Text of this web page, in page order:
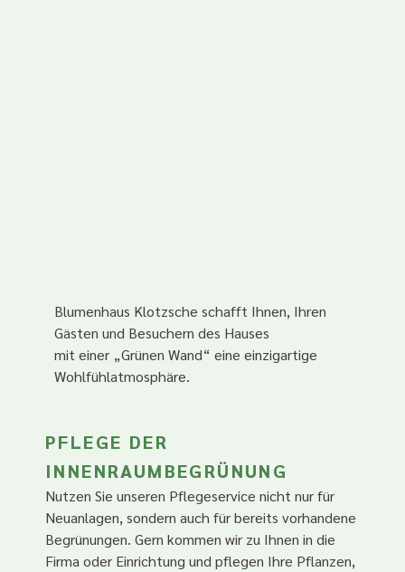
Blumenhaus Klotzsche schafft Ihnen, Ihren
Gästen und Besuchern des Hauses
mit einer „Grünen Wand“ eine einzigartige
Wohlfühlatmosphäre.
PFLEGE DER
INNENRAUMBEGRÜNUNG
Nutzen Sie unseren Pflegeservice nicht nur für
Neuanlagen, sondern auch für bereits vorhandene
Begrünungen. Gern kommen wir zu Ihnen in die
Firma oder Einrichtung und pflegen Ihre Pflanzen,